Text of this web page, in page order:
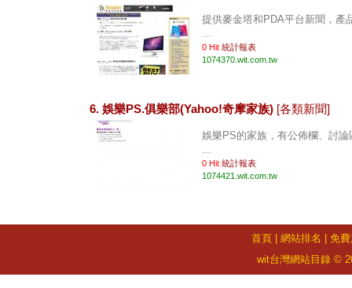
提供麥金塔和PDA平台新聞，產
...
0 Hit 統計報表
1074370.wit.com.tw
6. 娛樂PS.俱樂部(Yahoo!奇摩家族) [各類新聞]
娛樂PS的家族，有公佈欄、討
...
0 Hit 統計報表
1074421.wit.com.tw
首頁| 網站排名
免
wit台灣網站目錄 ©